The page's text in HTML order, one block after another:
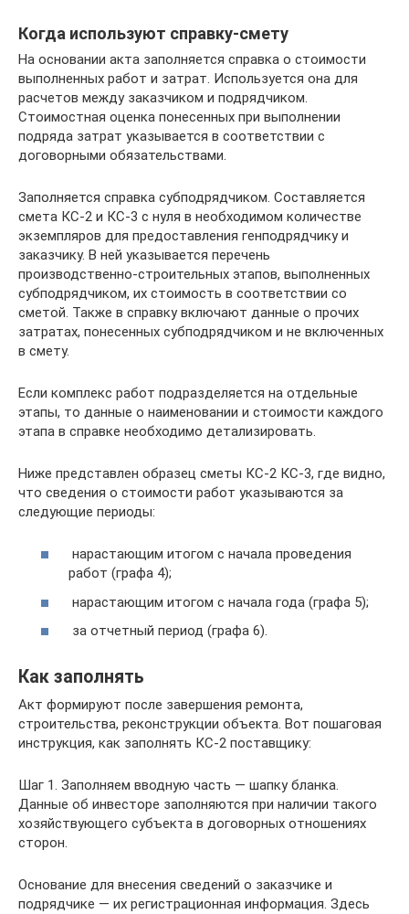
Когда используют справку-смету
На основании акта заполняется справка о стоимости
выполненных работ и затрат. Используется она для
расчетов между заказчиком и подрядчиком.
Стоимостная оценка понесенных при выполнении
подряда затрат указывается в соответствии с
договорными обязательствами.
Заполняется справка субподрядчиком. Составляется
смета КС-2 и КС-3 с нуля в необходимом количестве
экземпляров для предоставления генподрядчику и
заказчику. В ней указывается перечень
производственно-строительных этапов, выполненных
субподрядчиком, их стоимость в соответствии со
сметой. Также в справку включают данные о прочих
затратах, понесенных субподрядчиком и не включенных
в смету.
Если комплекс работ подразделяется на отдельные
этапы, то данные о наименовании и стоимости каждого
этапа в справке необходимо детализировать.
Ниже представлен образец сметы КС-2 КС-3, где видно,
что сведения о стоимости работ указываются за
следующие периоды:
нарастающим итогом с начала проведения
работ (графа 4);
нарастающим итогом с начала года (графа 5);
за отчетный период (графа 6).
Как заполнять
Акт формируют после завершения ремонта,
строительства, реконструкции объекта. Вот пошаговая
инструкция, как заполнять КС-2 поставщику:
Шаг 1. Заполняем вводную часть — шапку бланка.
Данные об инвесторе заполняются при наличии такого
хозяйствующего субъекта в договорных отношениях
сторон.
Основание для внесения сведений о заказчике и
подрядчике — их регистрационная информация. Здесь